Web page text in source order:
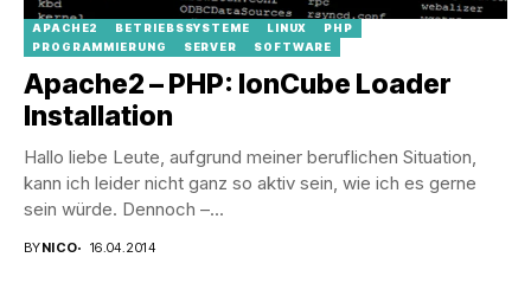
APACHE2 BETRIEBSSYSTEME LINUX
PHP
PROGRAMMIERUNG
SERVER SOFTWARE
Apache2 – PHP: IonCube Loader
Installation
Hallo liebe Leute, aufgrund meiner beruflichen Situation,
kann ich leider nicht ganz so aktiv sein, wie ich es gerne
sein würde. Dennoch –...
BYNICO 16.04.2014